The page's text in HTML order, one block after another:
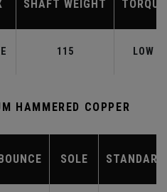
SHAFT WEIGHT TORQUE
115 LOW
HAMMERED COPPER
SOLE